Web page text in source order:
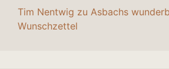
Tim Nentwig zu Asbachs
Wunschzettel